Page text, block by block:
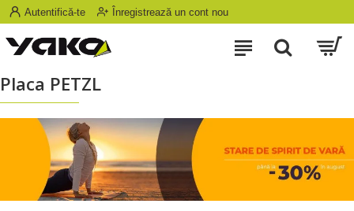
Autentifică-te Înregistrează un cont nou
Placa PETZL